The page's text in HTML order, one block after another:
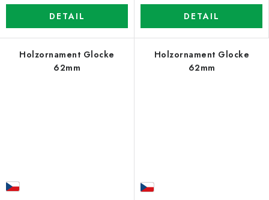
DETAIL DETAIL
Holzornament Glocke
62mm
Holzornament Glocke
62mm